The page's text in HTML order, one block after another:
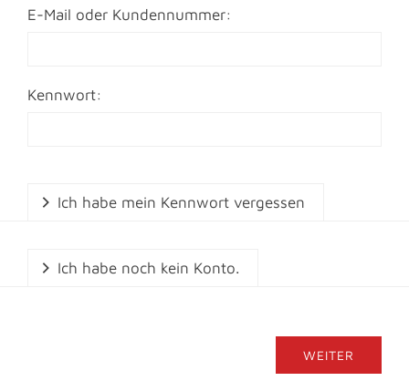
E-Mail oder Kundennummer:
Kennwort:
Ich habe mein Kennwort vergessen
Ich habe noch kein Konto.